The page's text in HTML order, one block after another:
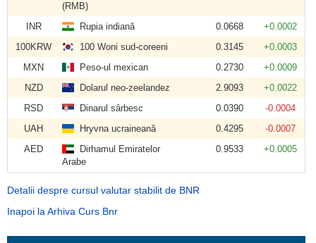
(RMB)
INR Rupia indiană 0.0668
+0.0002
100KRW
100 Woni sud-coreeni 0.3145
+0.0003
MXN
Peso-ul mexican 0.2730
+0.0009
NZD
Dolarul neo-zeelandez 2.9093
+0.0022
RSD
Dinarul sârbesc 0.0390
-0.0004
UAH
Hryvna ucraineană 0.4295
-0.0007
AED
Dirhamul Emiratelor
Arabe
0.9533 +0.0005
Detalii despre cursul valutar stabilit de BNR
Inapoi la Arhiva Curs Bnr